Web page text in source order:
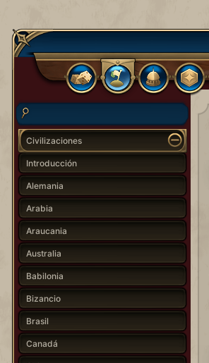
Civilizaciones
Introducción
Alemania
Arabia
Araucania
Australia
Babilonia
Bizancio
Brasil
Canadá